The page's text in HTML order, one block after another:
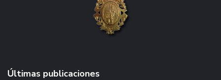
Últimas publicaciones